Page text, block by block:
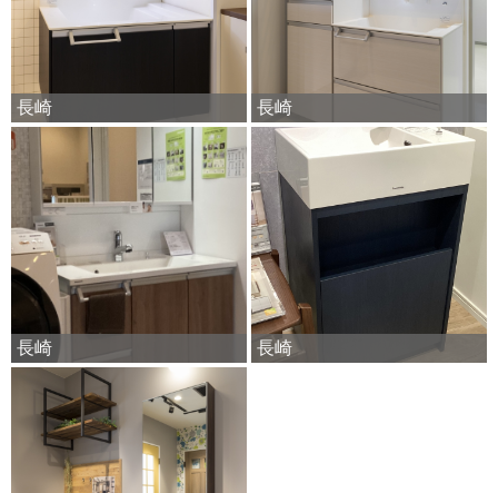
長崎 長崎
長崎 長崎